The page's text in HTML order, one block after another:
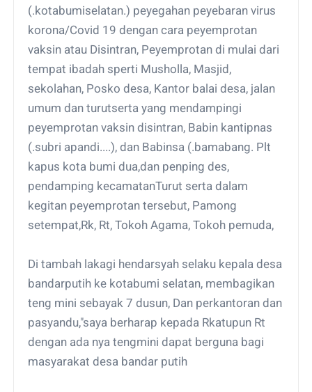
(.kotabumiselatan.) peyegahan peyebaran virus
korona/Covid 19 dengan cara peyemprotan
vaksin atau Disintran, Peyemprotan di mulai dari
tempat ibadah sperti Musholla, Masjid,
sekolahan, Posko desa, Kantor balai desa, jalan
umum dan turutserta yang mendampingi
peyemprotan vaksin disintran, Babin kantipnas
(.subri apandi....), dan Babinsa (.bamabang. Plt
kapus kota bumi dua,dan penping des,
pendamping kecamatanTurut serta dalam
kegitan peyemprotan tersebut, Pamong
setempat,Rk, Rt, Tokoh Agama, Tokoh pemuda,
Di tambah lakagi hendarsyah selaku kepala desa
bandarputih ke kotabumi selatan, membagikan
teng mini sebayak 7 dusun, Dan perkantoran dan
pasyandu,"saya berharap kepada Rkatupun Rt
dengan ada nya tengmini dapat berguna bagi
masyarakat desa bandar putih